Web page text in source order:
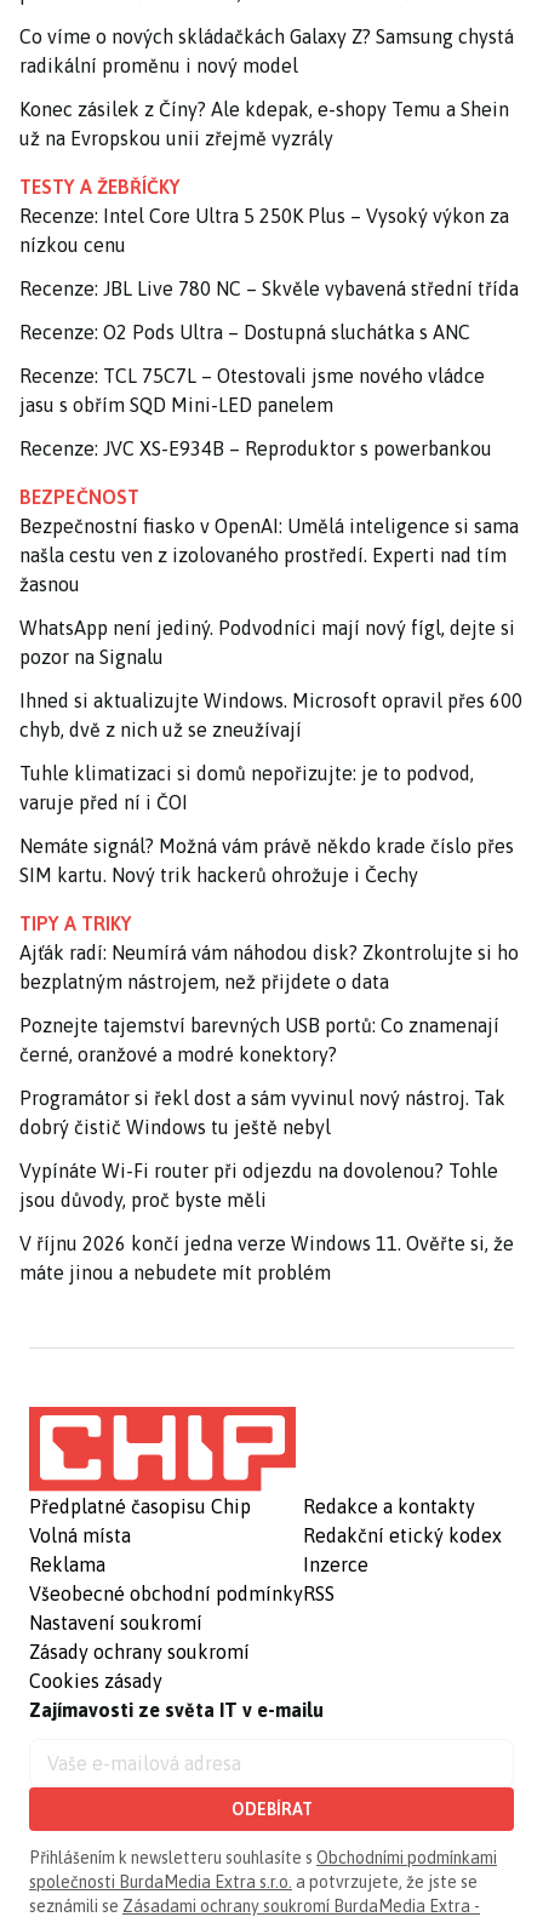
Co víme o nových skládačkách Galaxy Z? Samsung chystá
radikální proměnu i nový model
Konec zásilek z Číny? Ale kdepak, e-shopy Temu a Shein
už na Evropskou unii zřejmě vyzrály
TESTY A ŽEBŘÍČKY
Recenze: Intel Core Ultra 5 250K Plus – Vysoký výkon za
nízkou cenu
Recenze: JBL Live 780 NC – Skvěle vybavená střední třída
Recenze: O2 Pods Ultra – Dostupná sluchátka s ANC
Recenze: TCL 75C7L – Otestovali jsme nového vládce
jasu s obřím SQD Mini-LED panelem
Recenze: JVC XS-E934B – Reproduktor s powerbankou
BEZPEČNOST
Bezpečnostní fiasko v OpenAI: Umělá inteligence si sama
našla cestu ven z izolovaného prostředí. Experti nad tím
žasnou
WhatsApp není jediný. Podvodníci mají nový fígl, dejte si
pozor na Signalu
Ihned si aktualizujte Windows. Microsoft opravil přes 600
chyb, dvě z nich už se zneužívají
Tuhle klimatizaci si domů nepořizujte: je to podvod,
varuje před ní i ČOI
Nemáte signál? Možná vám právě někdo krade číslo přes
SIM kartu. Nový trik hackerů ohrožuje i Čechy
TIPY A TRIKY
Ajťák radí: Neumírá vám náhodou disk? Zkontrolujte si ho
bezplatným nástrojem, než přijdete o data
Poznejte tajemství barevných USB portů: Co znamenají
černé, oranžové a modré konektory?
Programátor si řekl dost a sám vyvinul nový nástroj. Tak
dobrý čistič Windows tu ještě nebyl
Vypínáte Wi-Fi router při odjezdu na dovolenou? Tohle
jsou důvody, proč byste měli
V říjnu 2026 končí jedna verze Windows 11. Ověřte si, že
máte jinou a nebudete mít problém
Předplatné časopisu Chip
Volná místa
Reklama
Všeobecné obchodní podmínky
Nastavení soukromí
Zásady ochrany soukromí
Cookies zásady
Redakce a kontakty
Redakční etický kodex
Inzerce
RSS
Zajímavosti ze světa IT v e-mailu
ODEBÍRAT
Přihlášením k newsletteru souhlasíte s Obchodními podmínkami
společnosti BurdaMedia Extra s.r.o. a potvrzujete, že jste se
seznámili se Zásadami ochrany soukromí BurdaMedia Extra -